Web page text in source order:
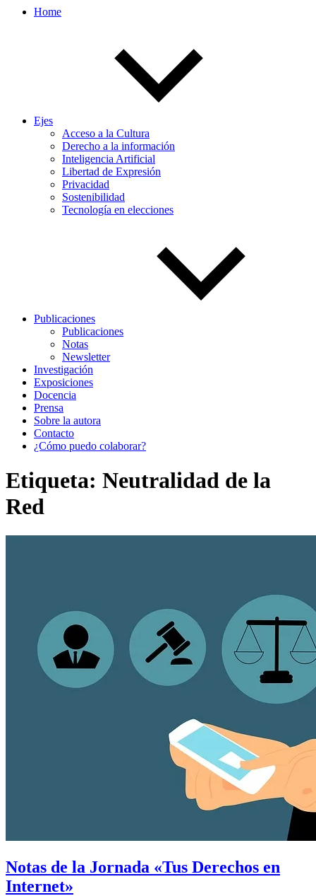
Home
Ejes
Acceso a la Cultura
Derecho a la información
Inteligencia Artificial
Libertad de Expresión
Privacidad
Sostenibilidad
Tecnología en elecciones
Publicaciones
Publicaciones
Notas
Newsletter
Investigación
Exposiciones
Docencia
Prensa
Sobre la autora
Contacto
¿Cómo puedo colaborar?
Etiqueta: Neutralidad de la
Red
Notas de la Jornada «Tus Derechos en
Internet»